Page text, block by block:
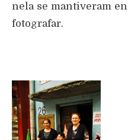
nela se mantiveram
fotografar.